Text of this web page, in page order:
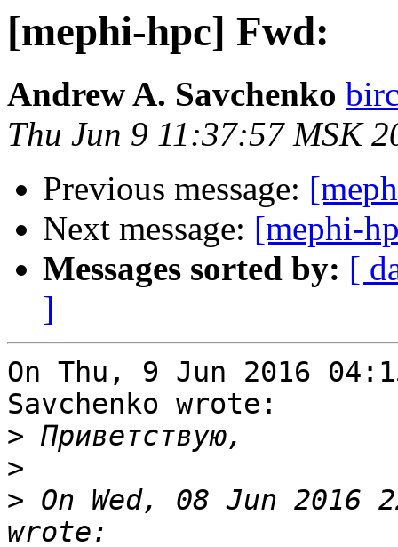
[mephi-hpc] Fwd:
Andrew A. Savchenko
Thu Jun 9 11:37:57 MSK
Previous message:
Next message: [mephi-
Messages sorted by: [
]
On Thu, 9 Jun 2016
Savchenko wrote:
>
>
> On Wed, 08 Jun 2016